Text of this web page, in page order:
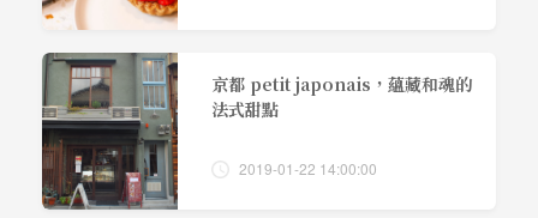
京都 petit japonais，蘊藏和魂的
法式甜點
2019-01-22 14:00:00